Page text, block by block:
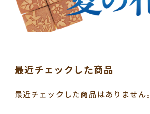
最近チェックした商品
最近チェックした商品はありません。